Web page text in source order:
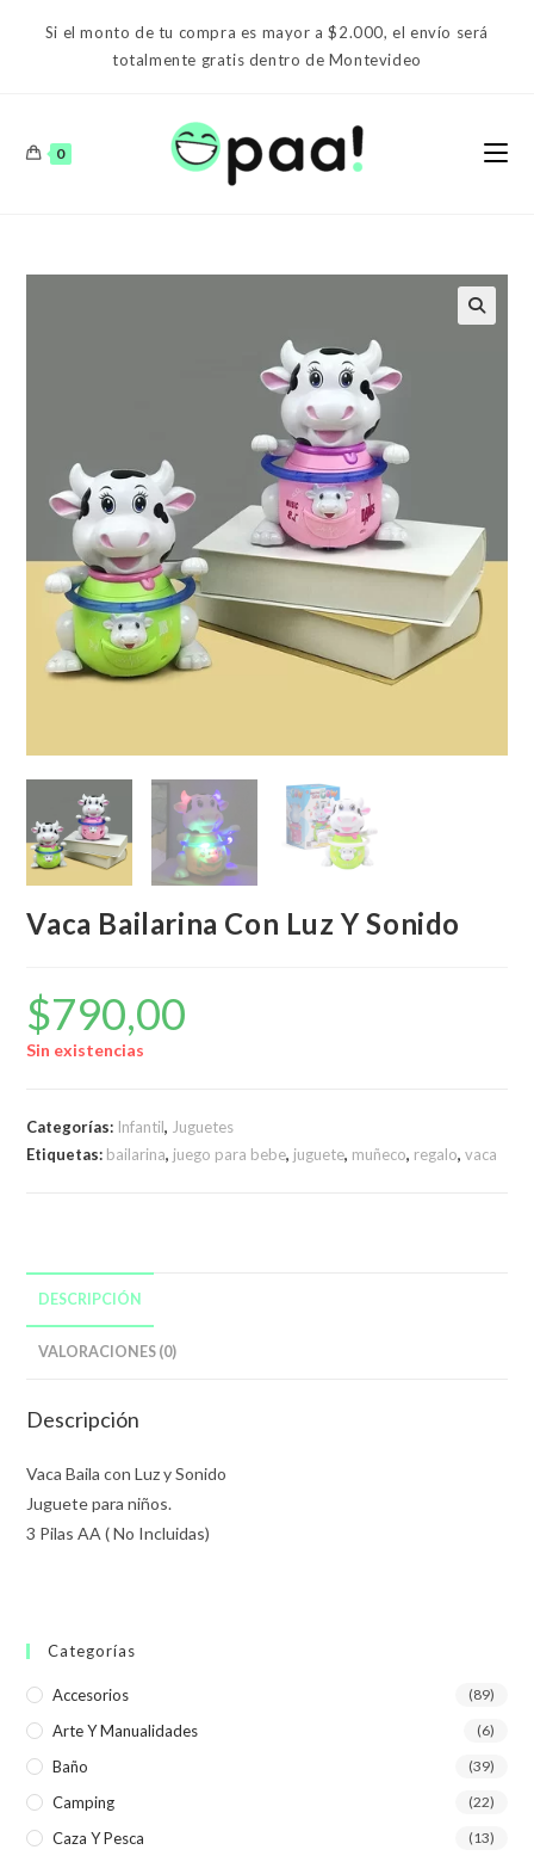
Si el monto de tu compra es mayor a $2.000, el envío será
totalmente gratis dentro de Montevideo
0
Vaca Bailarina Con Luz Y Sonido
$790,00
Sin existencias
Categorías: Infantil, Juguetes
Etiquetas: bailarina, juego para bebe, juguete, muñeco, regalo,vaca
DESCRIPCIÓN
VALORACIONES (0)
Descripción
Vaca Baila con Luz y Sonido
Juguete para niños.
3 Pilas AA ( No Incluidas)
Categorías
Accesorios (89)
Arte Y Manualidades (6)
Baño (39)
Camping (22)
Caza Y Pesca (13)